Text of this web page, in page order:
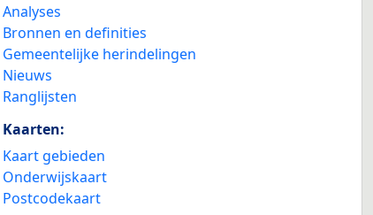
Analyses
Bronnen en definities
Gemeentelijke herindelingen
Nieuws
Ranglijsten
Kaarten:
Kaart gebieden
Onderwijskaart
Postcodekaart